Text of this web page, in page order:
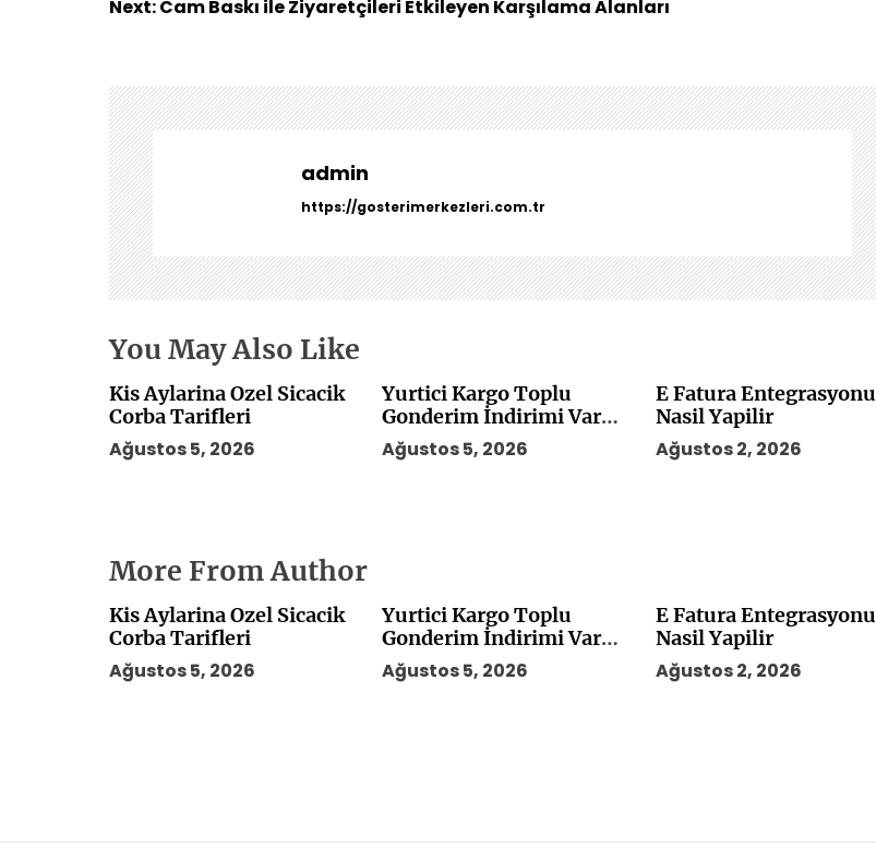
g
e
z
i
n
m
e
s
i
Next:Cam Baskı ile Ziyaretçileri Etkileyen Karşılama Alanları
admin
https://gosterimerkezleri.com.tr
You May Also Like
Kis Aylarina Ozel Sicacik
Corba Tarifleri
Ağustos 5, 2026
Yurtici Kargo Toplu
Gonderim İndirimi Var
Mi
Ağustos 5, 2026
E Fatura Entegrasyonu
Nasil Yapilir
Ağustos 2, 2026
More From Author
Kis Aylarina Ozel Sicacik
Corba Tarifleri
Ağustos 5, 2026
Yurtici Kargo Toplu
Gonderim İndirimi Var
Mi
Ağustos 5, 2026
E Fatura Entegrasyonu
Nasil Yapilir
Ağustos 2, 2026